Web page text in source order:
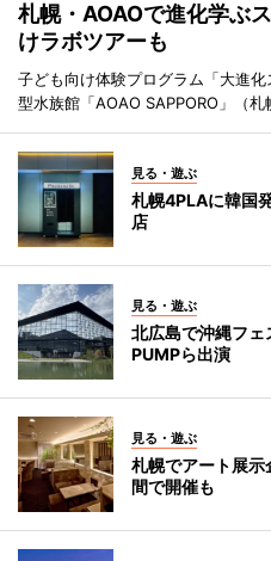
札幌・AOAOで進化学ぶ
けラボツアーも
子ども向け体験プログラム「大進
型水族館「AOAO SAPPORO」（札
見る・遊ぶ
札幌4PLAに韓国
店
見る・遊ぶ
北広島で沖縄フ
PUMPら出演
見る・遊ぶ
札幌でアート展
間で開催も